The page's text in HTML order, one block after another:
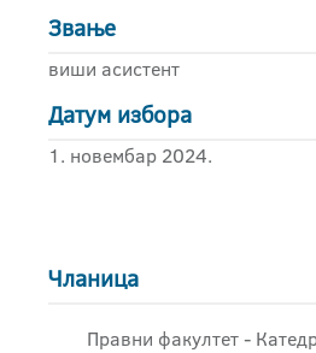
Звање
виши асистент
Датум избора
1. новембар 2024.
Чланица
Правни факултет -